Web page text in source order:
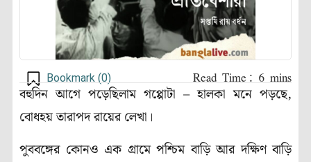
Bookmark (0)
বহুদিন আগে পড়েছিলাম গপ্পোটা – হালকা মনে পড়ছে,
বোধহয় তারাপদ রায়ের লেখা।
পুববঙ্গের কোনও এক গ্রামে পশ্চিম বাড়ি আর দক্ষিণ বাড়ি